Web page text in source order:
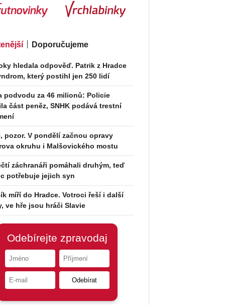
Doporučujeme
hledala odpověď. Patrik z Hradce
který postihl jen 250 lidí
podvodu za 46 milionů: Policie
část peněz, SNHK podává trestní
pozor. V pondělí začnou opravy
okruhu i Malšovického mostu
záchranáři pomáhali druhým, teď
potřebuje jejich syn
míří do Hradce. Votroci řeší i další
ve hře jsou hráči Slavie